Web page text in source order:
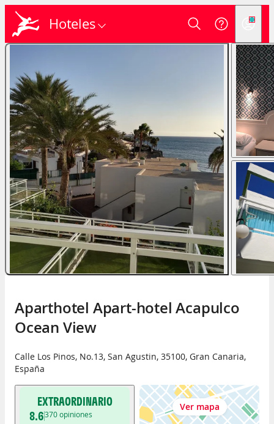
Hoteles
Aparthotel Apart-hotel Acapulco
Ocean View
Calle Los Pinos, No.13, San Agustin, 35100, Gran Canaria,
España
EXTRAORDINARIO
8.6370opiniones
Ver mapa